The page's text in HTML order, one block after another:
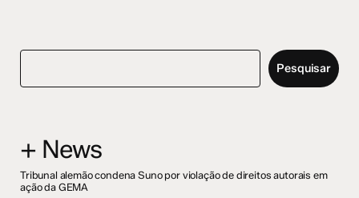
Pesquisar
+ News
Tribunal alemão condena Suno por violação de direitos autorais em
ação da GEMA